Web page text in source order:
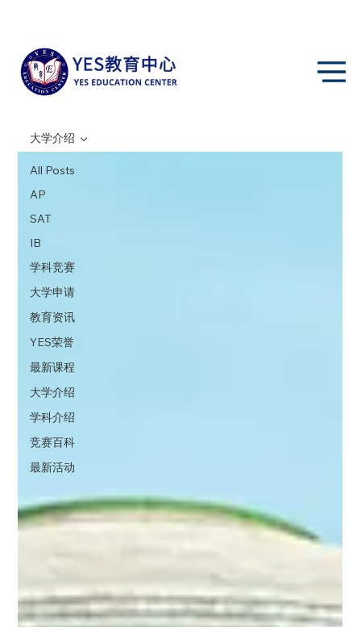
All Posts
AP
SAT
IB
学科竞赛
大学申请
教育资讯
YES荣誉
最新课程
大学介绍
学科介绍
竞赛百科
最新活动
大学介绍